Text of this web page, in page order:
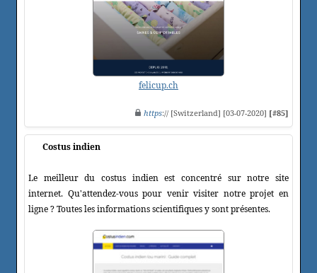
felicup.ch
https:// [Switzerland] [03-07-2020] [#85]
Costus indien
Le meilleur du costus indien est concentré sur notre site
internet. Qu'attendez-vous pour venir visiter notre projet en
ligne ? Toutes les informations scientifiques y sont présentes.